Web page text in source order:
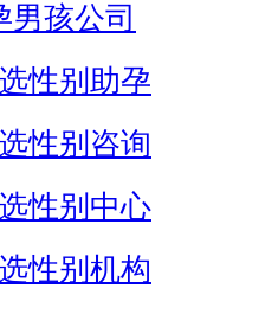
男孩公司
性别助孕
性别咨询
性别中心
性别机构